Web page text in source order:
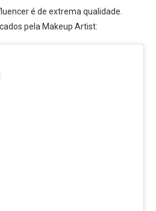
é de extrema qualidade.
pela Makeup Artist: